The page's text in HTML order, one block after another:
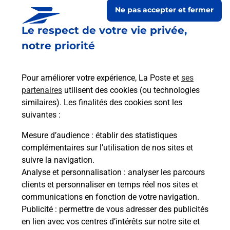
Le respect de votre vie privée,
notre priorité
Pour améliorer votre expérience, La Poste et ses
partenaires utilisent des cookies (ou technologies
similaires). Les finalités des cookies sont les
suivantes :
Mesure d’audience : établir des statistiques
complémentaires sur l’utilisation de nos sites et
suivre la navigation.
Analyse et personnalisation : analyser les parcours
clients et personnaliser en temps réel nos sites et
communications en fonction de votre navigation.
Publicité : permettre de vous adresser des publicités
en lien avec vos centres d’intérêts sur notre site et
Ne pas accepter et fermer
Prochaine collecte du courrierjeudià 08h00
Place De La Mairie
42440 Les Salles
Itinéraire
Le lien s'ouvre dans un nouvel onglet